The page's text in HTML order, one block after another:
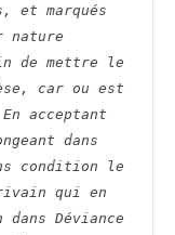
et marqués
nature
de mettre le
car ou est
acceptant
dans
condition le
qui en
Déviance